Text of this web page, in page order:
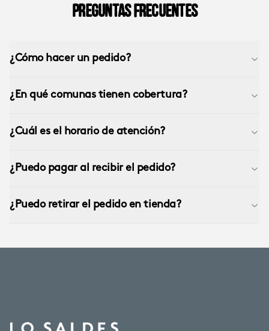
Preguntas frecuentes
¿Cómo hacer un pedido?
¿En qué comunas tienen cobertura?
¿Cuál es el horario de atención?
¿Puedo pagar al recibir el pedido?
¿Puedo retirar el pedido en tienda?